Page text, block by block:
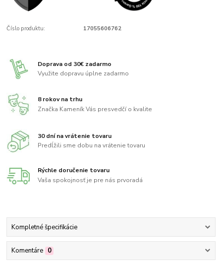
Číslo produktu: 17055606762
Doprava od 30€ zadarmo
Využite dopravu úplne zadarmo
8 rokov na trhu
Značka Kameník Vás presvedčí o kvalite
30 dní na vrátenie tovaru
Predĺžili sme dobu na vrátenie tovaru
Rýchle doručenie tovaru
Vaša spokojnosť je pre nás prvoradá
Kompletné špecifikácie
Komentáre 0